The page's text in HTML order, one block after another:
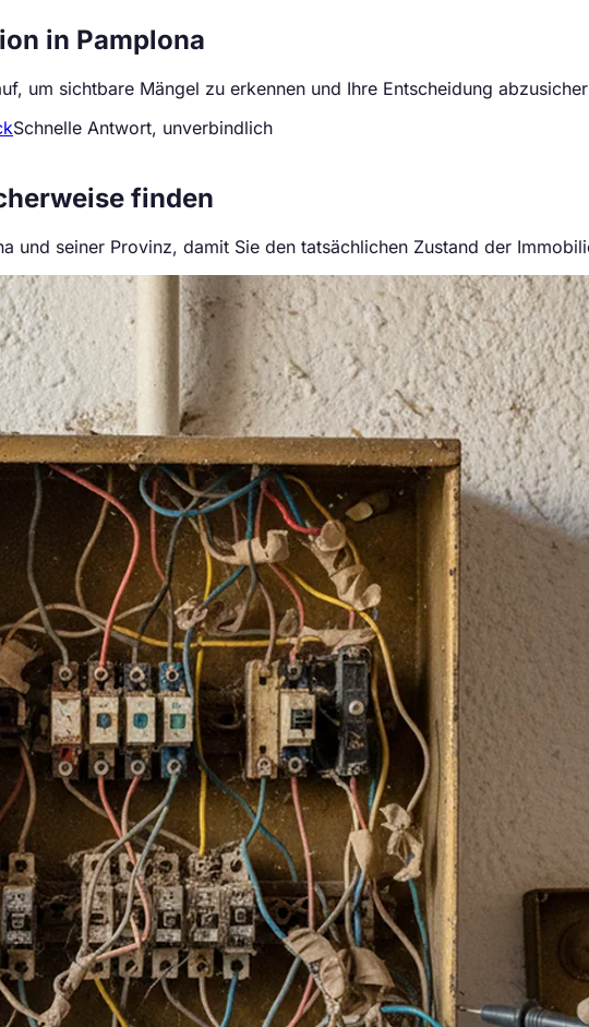
in Pamplona
um sichtbare Mängel zu erkennen und Ihre Entscheidung
Schnelle Antwort, unverbindlich
finden
und seiner Provinz, damit Sie den tatsächlichen Zustand der